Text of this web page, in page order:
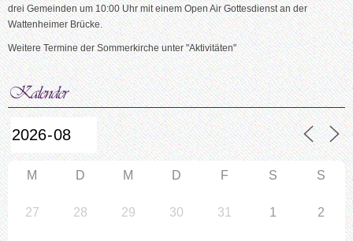
drei Gemeinden um 10:00 Uhr mit einem Open Air Gottesdienst an der
Wattenheimer Brücke.
Weitere Termine der Sommerkirche unter "Aktivitäten"
M D M D F S S
27 28 29 30 31 1 2